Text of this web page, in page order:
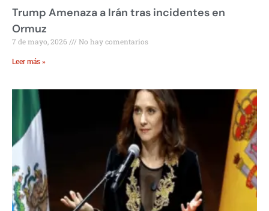
Trump Amenaza a Irán tras incidentes en
Ormuz
7 de mayo, 2026 No hay comentarios
Leer más »